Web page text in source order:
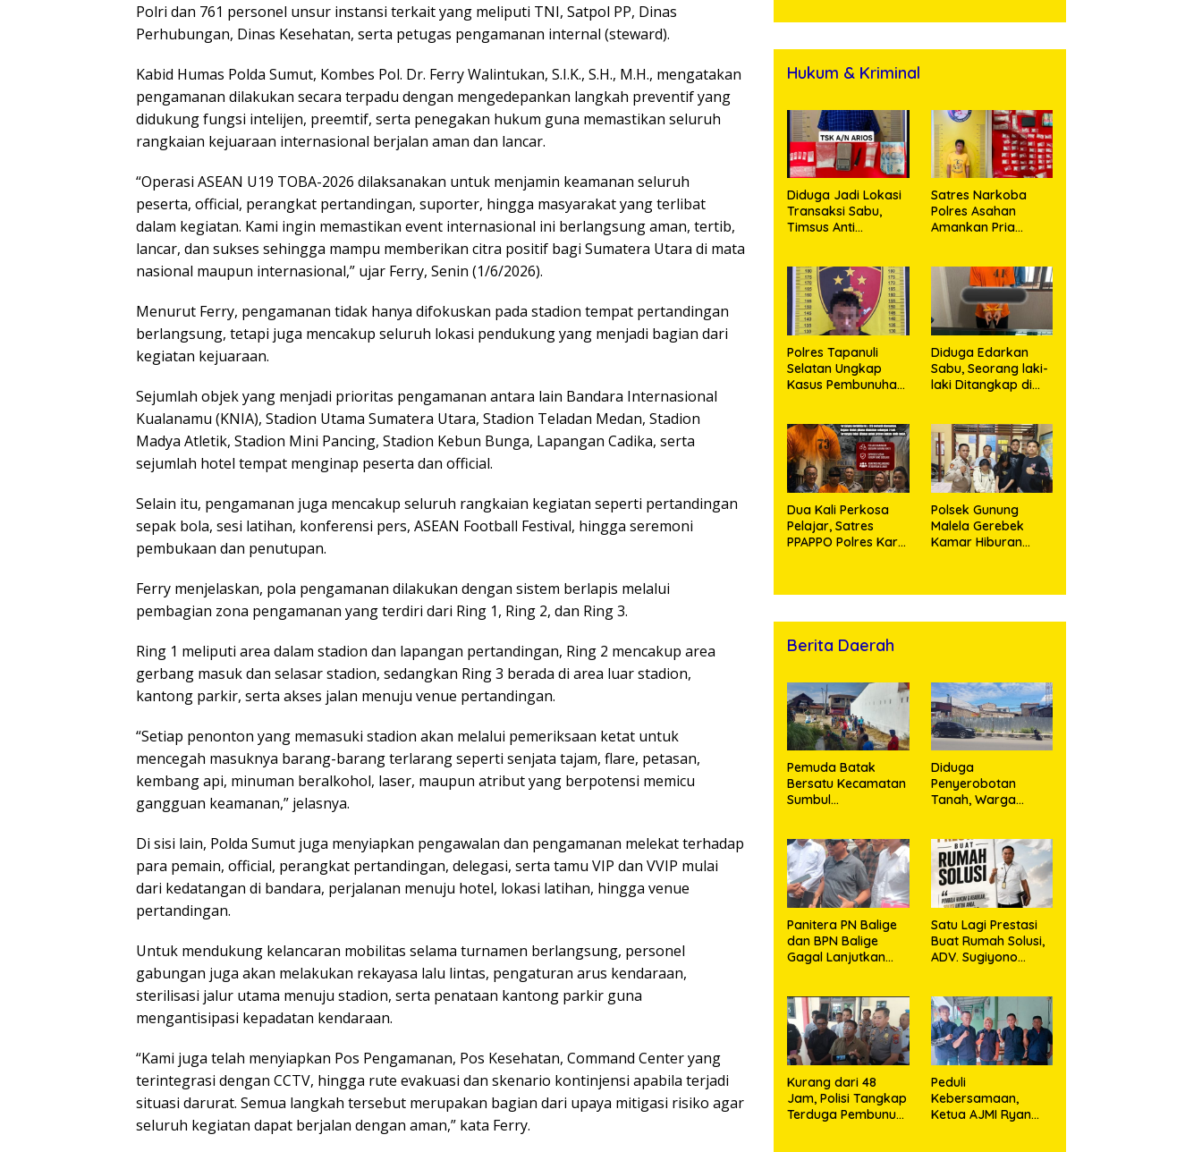
Polri dan 761 personel unsur instansi terkait yang meliputi TNI, Satpol PP, Dinas
Perhubungan, Dinas Kesehatan, serta petugas pengamanan internal (steward).
Kabid Humas Polda Sumut, Kombes Pol. Dr. Ferry Walintukan, S.I.K., S.H., M.H., mengatakan
pengamanan dilakukan secara terpadu dengan mengedepankan langkah preventif yang
didukung fungsi intelijen, preemtif, serta penegakan hukum guna memastikan seluruh
rangkaian kejuaraan internasional berjalan aman dan lancar.
“Operasi ASEAN U19 TOBA-2026 dilaksanakan untuk menjamin keamanan seluruh
peserta, official, perangkat pertandingan, suporter, hingga masyarakat yang terlibat
dalam kegiatan. Kami ingin memastikan event internasional ini berlangsung aman, tertib,
lancar, dan sukses sehingga mampu memberikan citra positif bagi Sumatera Utara di mata
nasional maupun internasional,” ujar Ferry, Senin (1/6/2026).
Menurut Ferry, pengamanan tidak hanya difokuskan pada stadion tempat pertandingan
berlangsung, tetapi juga mencakup seluruh lokasi pendukung yang menjadi bagian dari
kegiatan kejuaraan.
Sejumlah objek yang menjadi prioritas pengamanan antara lain Bandara Internasional
Kualanamu (KNIA), Stadion Utama Sumatera Utara, Stadion Teladan Medan, Stadion
Madya Atletik, Stadion Mini Pancing, Stadion Kebun Bunga, Lapangan Cadika, serta
sejumlah hotel tempat menginap peserta dan official.
Selain itu, pengamanan juga mencakup seluruh rangkaian kegiatan seperti pertandingan
sepak bola, sesi latihan, konferensi pers, ASEAN Football Festival, hingga seremoni
pembukaan dan penutupan.
Ferry menjelaskan, pola pengamanan dilakukan dengan sistem berlapis melalui
pembagian zona pengamanan yang terdiri dari Ring 1, Ring 2, dan Ring 3.
Ring 1 meliputi area dalam stadion dan lapangan pertandingan, Ring 2 mencakup area
gerbang masuk dan selasar stadion, sedangkan Ring 3 berada di area luar stadion,
kantong parkir, serta akses jalan menuju venue pertandingan.
“Setiap penonton yang memasuki stadion akan melalui pemeriksaan ketat untuk
mencegah masuknya barang-barang terlarang seperti senjata tajam, flare, petasan,
kembang api, minuman beralkohol, laser, maupun atribut yang berpotensi memicu
gangguan keamanan,” jelasnya.
Di sisi lain, Polda Sumut juga menyiapkan pengawalan dan pengamanan melekat terhadap
para pemain, official, perangkat pertandingan, delegasi, serta tamu VIP dan VVIP mulai
dari kedatangan di bandara, perjalanan menuju hotel, lokasi latihan, hingga venue
pertandingan.
Untuk mendukung kelancaran mobilitas selama turnamen berlangsung, personel
gabungan juga akan melakukan rekayasa lalu lintas, pengaturan arus kendaraan,
sterilisasi jalur utama menuju stadion, serta penataan kantong parkir guna
mengantisipasi kepadatan kendaraan.
“Kami juga telah menyiapkan Pos Pengamanan, Pos Kesehatan, Command Center yang
terintegrasi dengan CCTV, hingga rute evakuasi dan skenario kontinjensi apabila terjadi
situasi darurat. Semua langkah tersebut merupakan bagian dari upaya mitigasi risiko agar
seluruh kegiatan dapat berjalan dengan aman,” kata Ferry.
Sulaiman atas Amanah Jabatan
Hukum & Kriminal
Diduga Jadi Lokasi
Transaksi Sabu,
Timsus Anti
Seorang Pria
dengan Barang
Bukti 63,67 Gram
Sabu
Satres Narkoba
Polres Asahan
Amankan Pria
Bukti
Polres Tapanuli
Selatan Ungkap
Kasus Pembunuhan
Anak, Pelaku
Ditangkap
Diduga Edarkan
Sabu, Seorang laki-
laki Ditangkap di
Timbangan Digital
dan Puluhan Plastik
Klip
Dua Kali Perkosa
Pelajar, Satres
PPAPPO Polres Karo
Polsek Gunung
Malela Gerebek
Kamar Hiburan
Diringkus
Berita Daerah
Pemuda Batak
Bersatu Kecamatan
Sumbul
Pembersihan
Massal Sambut HUT
Korem 023/KS dan
HUT Ke-81
Kemerdekaan RI
Diduga
Penyerobotan
Tanah, Warga
Memperjuangkan
Hak Kepemilikan
Panitera PN Balige
dan BPN Balige
Gagal Lanjutkan
Sebut Objek Salah
Lokasi
Satu Lagi Prestasi
Buat Rumah Solusi,
ADV. Sugiyono
Kurang dari 48
Jam, Polisi Tangkap
Terduga Pembunuh
Peduli
Kebersamaan,
Ketua AJMI Ryan